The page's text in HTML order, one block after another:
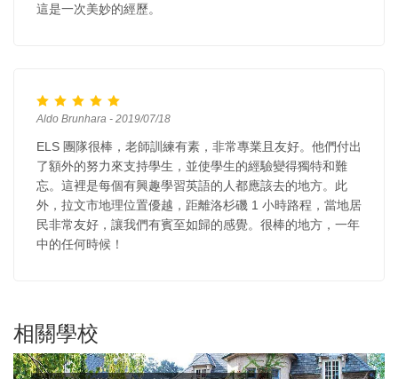
這是一次美妙的經歷。
Aldo Brunhara - 2019/07/18
ELS 團隊很棒，老師訓練有素，非常專業且友好。他們付出
了額外的努力來支持學生，並使學生的經驗變得獨特和難
忘。這裡是每個有興趣學習英語的人都應該去的地方。此
外，拉文市地理位置優越，距離洛杉磯 1 小時路程，當地居
民非常友好，讓我們有賓至如歸的感覺。很棒的地方，一年
中的任何時候！
相關學校